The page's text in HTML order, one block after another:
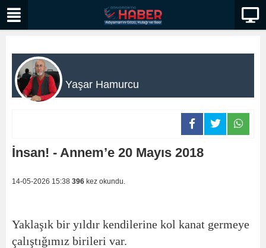
Yaşar Hamurcu
İnsan! - Annem’e 20 Mayıs 2018
14-05-2026 15:38 396 kez okundu.
Yaklaşık bir yıldır kendilerine kol kanat germeye
çalıştığımız birileri var.